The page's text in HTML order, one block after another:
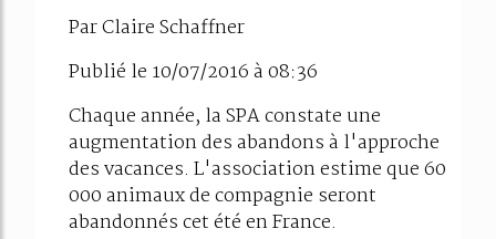
Par Claire Schaffner
Publié le 10/07/2016 à 08:36
Chaque année, la SPA constate une
augmentation des abandons à l'approche
des vacances. L'association estime que 60
000 animaux de compagnie seront
abandonnés cet été en France.